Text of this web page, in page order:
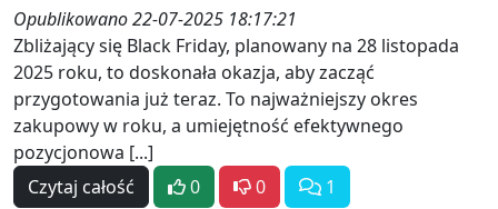
Opublikowano 22-07-2025 18:17:21
Zbliżający się Black Friday, planowany na 28 listopada
2025 roku, to doskonała okazja, aby zacząć
przygotowania już teraz. To najważniejszy okres
zakupowy w roku, a umiejętność efektywnego
pozycjonowa [...]
Czytaj całość
0 0 1